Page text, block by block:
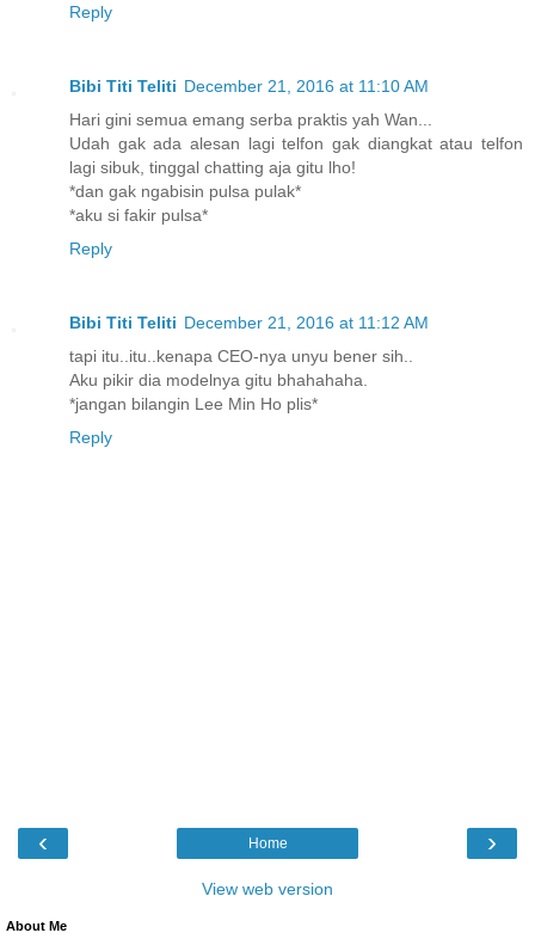
Reply
Bibi Titi Teliti December 21, 2016 at 11:10 AM
Hari gini semua emang serba praktis yah Wan...
Udah gak ada alesan lagi telfon gak diangkat atau telfon
lagi sibuk, tinggal chatting aja gitu lho!
*dan gak ngabisin pulsa pulak*
*aku si fakir pulsa*
Reply
Bibi Titi Teliti December 21, 2016 at 11:12 AM
tapi itu..itu..kenapa CEO-nya unyu bener sih..
Aku pikir dia modelnya gitu bhahahaha.
*jangan bilangin Lee Min Ho plis*
Reply
‹ ›
Home
View web version
About Me